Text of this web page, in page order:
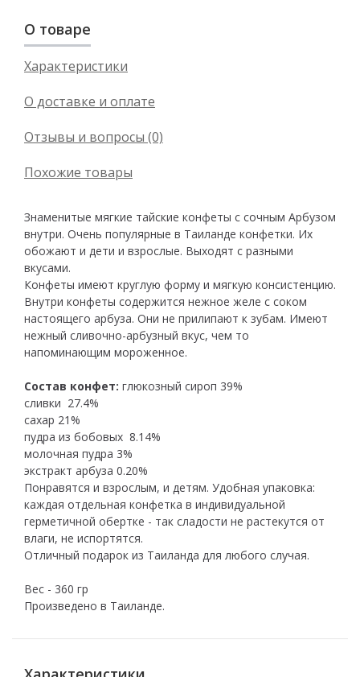
О товаре
Характеристики
О доставке и оплате
Отзывы и вопросы (0)
Похожие товары
Знаменитые мягкие тайские конфеты с сочным Арбузом
внутри. Очень популярные в Таиланде конфетки. Их
обожают и дети и взрослые. Выходят с разными
вкусами.
Конфеты имеют круглую форму и мягкую консистенцию.
Внутри конфеты содержится нежное желе с соком
настоящего арбуза. Они не прилипают к зубам. Имеют
нежный сливочно-арбузный вкус, чем то
напоминающим мороженное.
Состав конфет: глюкозный сироп 39%
сливки 27.4%
сахар 21%
пудра из бобовых 8.14%
молочная пудра 3%
экстракт арбуза 0.20%
Понравятся и взрослым, и детям. Удобная упаковка:
каждая отдельная конфетка в индивидуальной
герметичной обертке - так сладости не растекутся от
влаги, не испортятся.
Отличный подарок из Таиланда для любого случая.
Вес - 360 гр
Произведено в Таиланде.